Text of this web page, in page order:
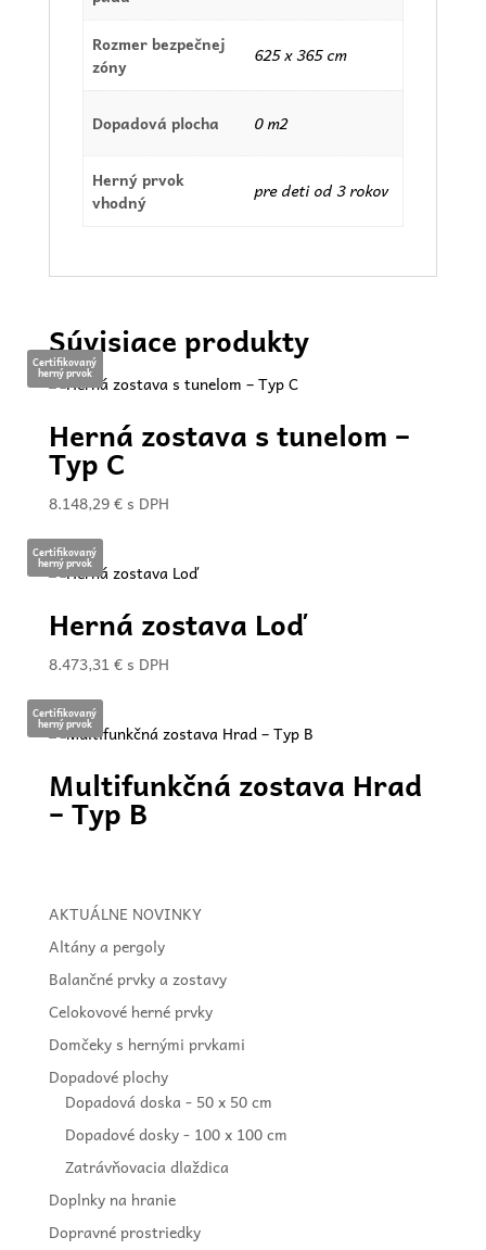
Rozmer bezpečnej
zóny
625 x 365 cm
Dopadová plocha 0 m2
Herný prvok
vhodný
pre deti od 3 rokov
Súvisiace produkty
Certifikovaný
herný prvok
Herná zostava s tunelom –
Typ C
8.148,29€ s DPH
Certifikovaný
herný prvok
Herná zostava Loď
8.473,31 € s DPH
Certifikovaný
herný prvok
Multifunkčná zostava Hrad
– Typ B
AKTUÁLNE NOVINKY
Altány a pergoly
Balančné prvky a zostavy
Celokovové herné prvky
Domčeky s hernými prvkami
Dopadové plochy
Dopadová doska - 50 x 50 cm
Dopadové dosky - 100 x 100 cm
Zatrávňovacia dlaždica
Doplnky na hranie
Dopravné prostriedky